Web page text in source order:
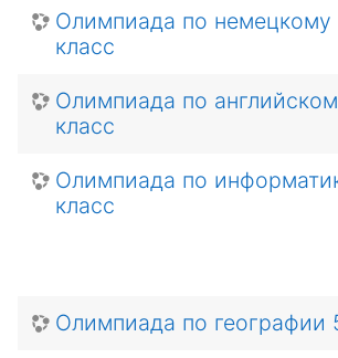
Олимпиада по немецкому
класс
Олимпиада по
класс
Олимпиада по
класс
Олимпиада по географии